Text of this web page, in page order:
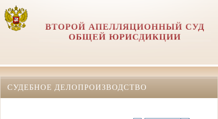
ВТОРОЙ АПЕЛЛЯЦИОННЫЙ СУД
ОБЩЕЙ ЮРИСДИКЦИИ
СУДЕБНОЕ ДЕЛОПРОИЗВОДСТВО